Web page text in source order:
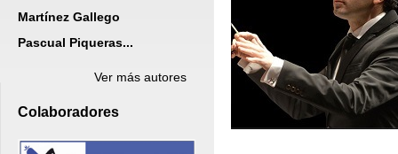
Martínez Gallego
Pascual Piqueras...
Ver más autores
Colaboradores